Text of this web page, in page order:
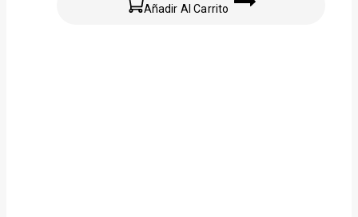
Añadir Al Carrito